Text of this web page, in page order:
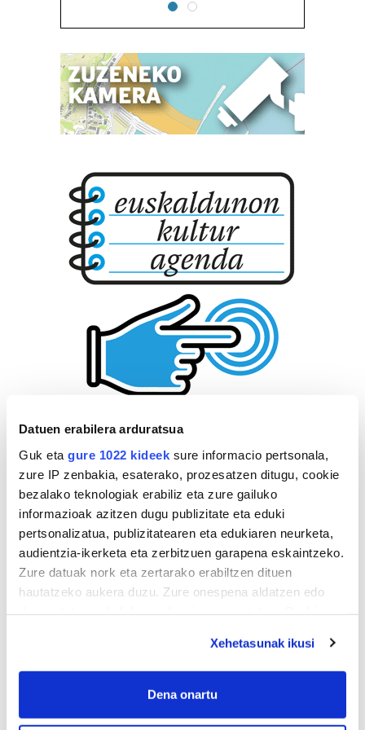
Datuen erabilera arduratsua
Guk eta gure 1022 kideek sure informacio pertsonala,
zure IP zenbakia, esaterako, prozesatzen ditugu, cookie
bezalako teknologiak erabiliz eta zure gailuko
informazioak azitzen dugu publizitate eta eduki
pertsonalizatua, publizitatearen eta edukiaren neurketa,
audientzia-ikerketa eta zerbitzuen garapena eskaintzeko.
Zure datuak nork eta zertarako erabiltzen dituen
hautatzeko aukera duzu. Zure onespena aldatzen edo
If you allow, we would also like to:
Collect information about your geographical
Xehetasunak ikusi
Dena onartu